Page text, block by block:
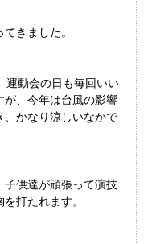
きました。
運動会の日も毎回いい
が、今年は台風の影響
、かなり涼しいなかで
子供達が頑張って演技
打たれます。